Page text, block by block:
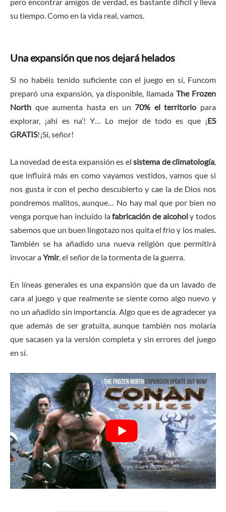
su tiempo. Como en la vida real, vamos.
Una expansión que nos dejará helados
Si no habéis tenido suficiente con el juego en sí, Funcom
preparó una expansión, ya disponible, llamadaThe Frozen
North que aumenta hasta en un 70% el territorio para
explorar, ¡ahí es na’! Y… Lo mejor de todo es que ¡ES
GRATIS!¡Sí, señor!
La novedad de esta expansión es elsistema de climatología,
que influirá más en como vayamos vestidos, vamos que si
nos gusta ir con el pecho descubierto y cae la de Dios nos
pondremos malitos, aunque… No hay mal que por bien no
venga porque han incluído lafabricación de alcoholy todos
sabemos que un buen lingotazo nos quita el frío y los males.
También se ha añadido una nueva religión que permitirá
invocar aYmir, el señor de la tormenta de la guerra.
En líneas generales es una expansión que da un lavado de
cara al juego y que realmente se siente como algo nuevo y
no un añadido sin importancia. Algo que es de agradecer ya
que además de ser gratuita, aunque también nos molaría
que sacasen ya la versión completa y sin errores del juego
en sí.